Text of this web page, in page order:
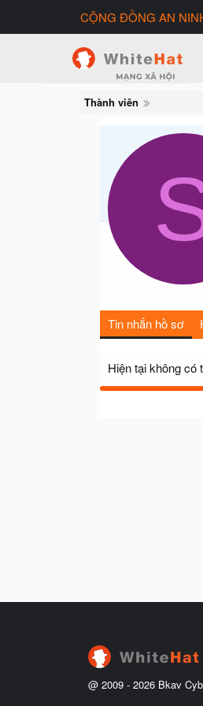
CỘNG ĐỒNG AN
Thành viên
Tin nhắn hồ sơ
Hiện tại không có
@ 2009 - 2026 Bkav